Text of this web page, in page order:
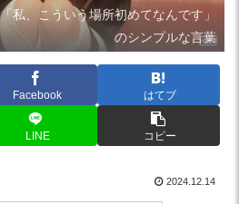
私、こういう場所初めてなんです」
のシンプルな言葉
Facebook はてブ
LINE コピー
2024.12.14